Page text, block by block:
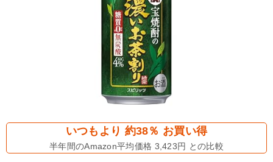
いつもより 約38％ お買い得
半年間のAmazon平均価格 3,423円 との比較